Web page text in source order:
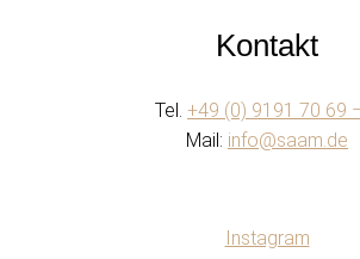
Kontakt
Tel. +49 (0) 9191 70 69
Mail: info@saam.de
Instagram